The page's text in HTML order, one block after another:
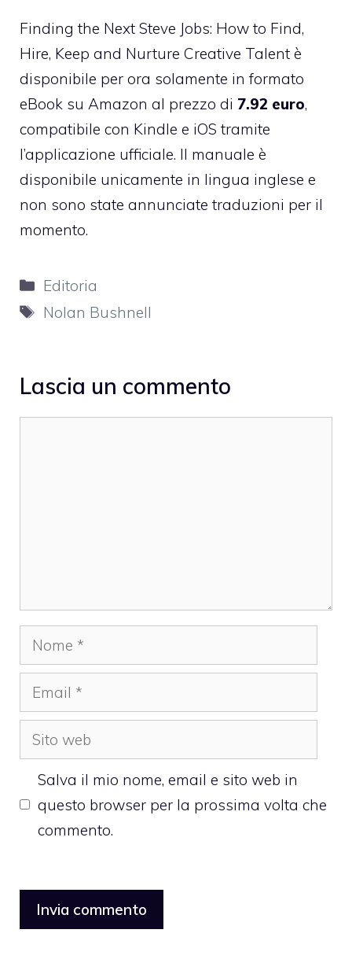
Finding the Next Steve Jobs: How to Find,
Hire, Keep and Nurture Creative Talent è
disponibile per ora solamente in formato
eBook su Amazon al prezzo di 7.92 euro,
compatibile con Kindle e iOS tramite
l’applicazione ufficiale. Il manuale è
disponibile unicamente in lingua inglese e
non sono state annunciate traduzioni per il
momento.
Categorie
Editoria
Tag
Nolan Bushnell
Lascia un commento
Nome
Email
Sito
web
Salva il mio nome, email e sito web in
questo browser per la prossima volta che
commento.